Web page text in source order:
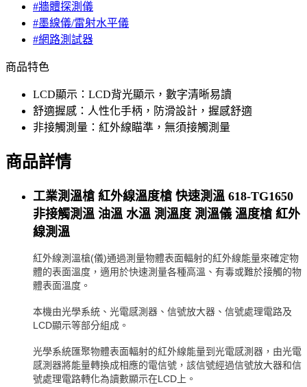
#牆體探測儀
#墨線儀/雷射水平儀
#網路測試器
商品特色
LCD顯示：LCD背光顯示，數字清晰易讀
舒適握感：人性化手柄，防滑設計，握感舒適
非接觸測量：紅外線瞄準，無須接觸測量
商品詳情
工業測溫槍 紅外線溫度槍 快速測溫 618-TG1650
非接觸測溫 油溫 水溫 測溫度 測溫儀 溫度槍 紅外
線測溫
紅外線測溫槍(儀)通過測量物體表面輻射的紅外線能量來確定物
體的表面溫度，適用於快速測量各種高溫、有毒或難於接觸的物
體表面溫度。
本機由光學系統、光電感測器、信號放大器、信號處理電路及
LCD顯示等部分組成。
光學系統匯聚物體表面輻射的紅外線能量到光電感測器，由光電
感測器將能量轉換成相應的電信號，該信號經過信號放大器和信
號處理電路轉化為讀數顯示在LCD上。